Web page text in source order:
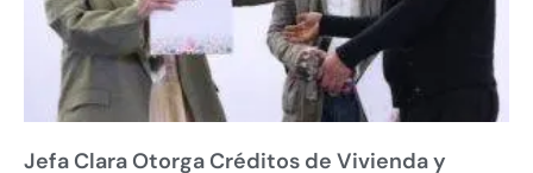
Jefa Clara Otorga Créditos de Vivienda y